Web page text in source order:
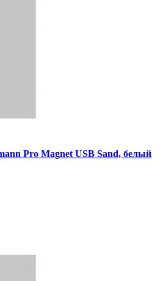
Pro Magnet USB Sand, белый